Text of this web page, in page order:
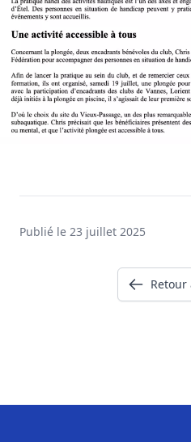
Publié le 23 juillet 2025
Retour